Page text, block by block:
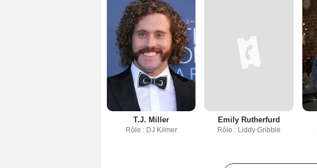
T.J. Miller
Rôle : DJ Kilmer
Emily Rutherfurd
Rôle : Liddy Gribble